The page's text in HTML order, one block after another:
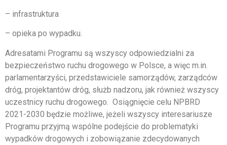
– infrastruktura
– opieka po wypadku.
Adresatami Programu są wszyscy odpowiedzialni za
bezpieczeństwo ruchu drogowego w Polsce, a więc m.in.
parlamentarzyści, przedstawiciele samorządów, zarządców
dróg, projektantów dróg, służb nadzoru, jak również wszyscy
uczestnicy ruchu drogowego. Osiągnięcie celu NPBRD
2021-2030 będzie możliwe, jeżeli wszyscy interesariusze
Programu przyjmą wspólne podejście do problematyki
wypadków drogowych i zobowiązanie zdecydowanych